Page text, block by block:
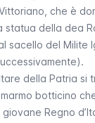
che è
statua della dea
sacello del Milite
della Patria si
botticino
Regno